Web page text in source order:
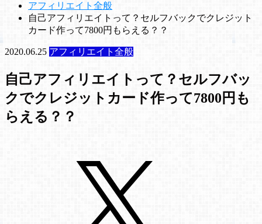
アフィリエイト全般
自己アフィリエイトって？セルフバックでクレジット
カード作って7800円もらえる？？
2020.06.25 アフィリエイト全般
自己アフィリエイトって？セルフバッ
クでクレジットカード作って7800円も
らえる？？